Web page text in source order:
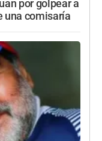
por golpear a
una comisaría